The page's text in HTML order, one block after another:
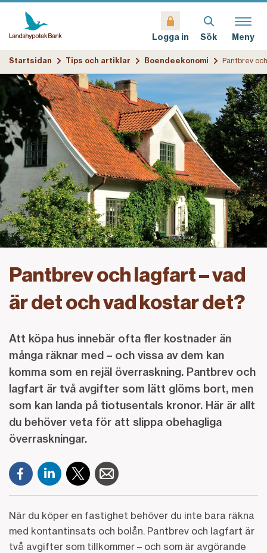
Logga in Sök Meny
Startsidan Tips och artiklar Boendeekonomi Pantbrev
Pantbrev och lagfart – vad
är det och vad kostar det?
Att köpa hus innebär ofta fler kostnader än
många räknar med – och vissa av dem kan
komma som en rejäl överraskning. Pantbrev och
lagfart är två avgifter som lätt glöms bort, men
som kan landa på tiotusentals kronor. Här är allt
du behöver veta för att slippa obehagliga
överraskningar.
När du köper en fastighet behöver du inte bara räkna
med kontantinsats och bolån. Pantbrev och lagfart är
två avgifter som tillkommer – och som är avgörande